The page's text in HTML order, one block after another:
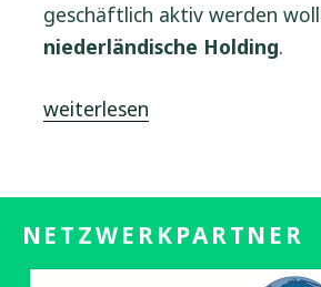
geschäftlich aktiv werden
niederländische Holding.
„Holding-
den
Niederlanden“
weiterlesen
NETZWERKPARTNER